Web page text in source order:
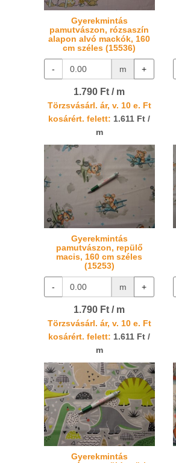
Gyerekmintás
pamutvászon, rózsaszín
alapon alvó mackók, 160
cm széles (15536)
- m +
1.790 Ft / m
Törzsvásárl. ár, v. 10 e. Ft
kosárért. felett: 1.611 Ft /
m
Gyerekmintás
pamutvászon, repülő
macis, 160 cm széles
(15253)
- m +
1.790 Ft / m
Törzsvásárl. ár, v. 10 e. Ft
kosárért. felett: 1.611 Ft /
m
Gyerekmintás